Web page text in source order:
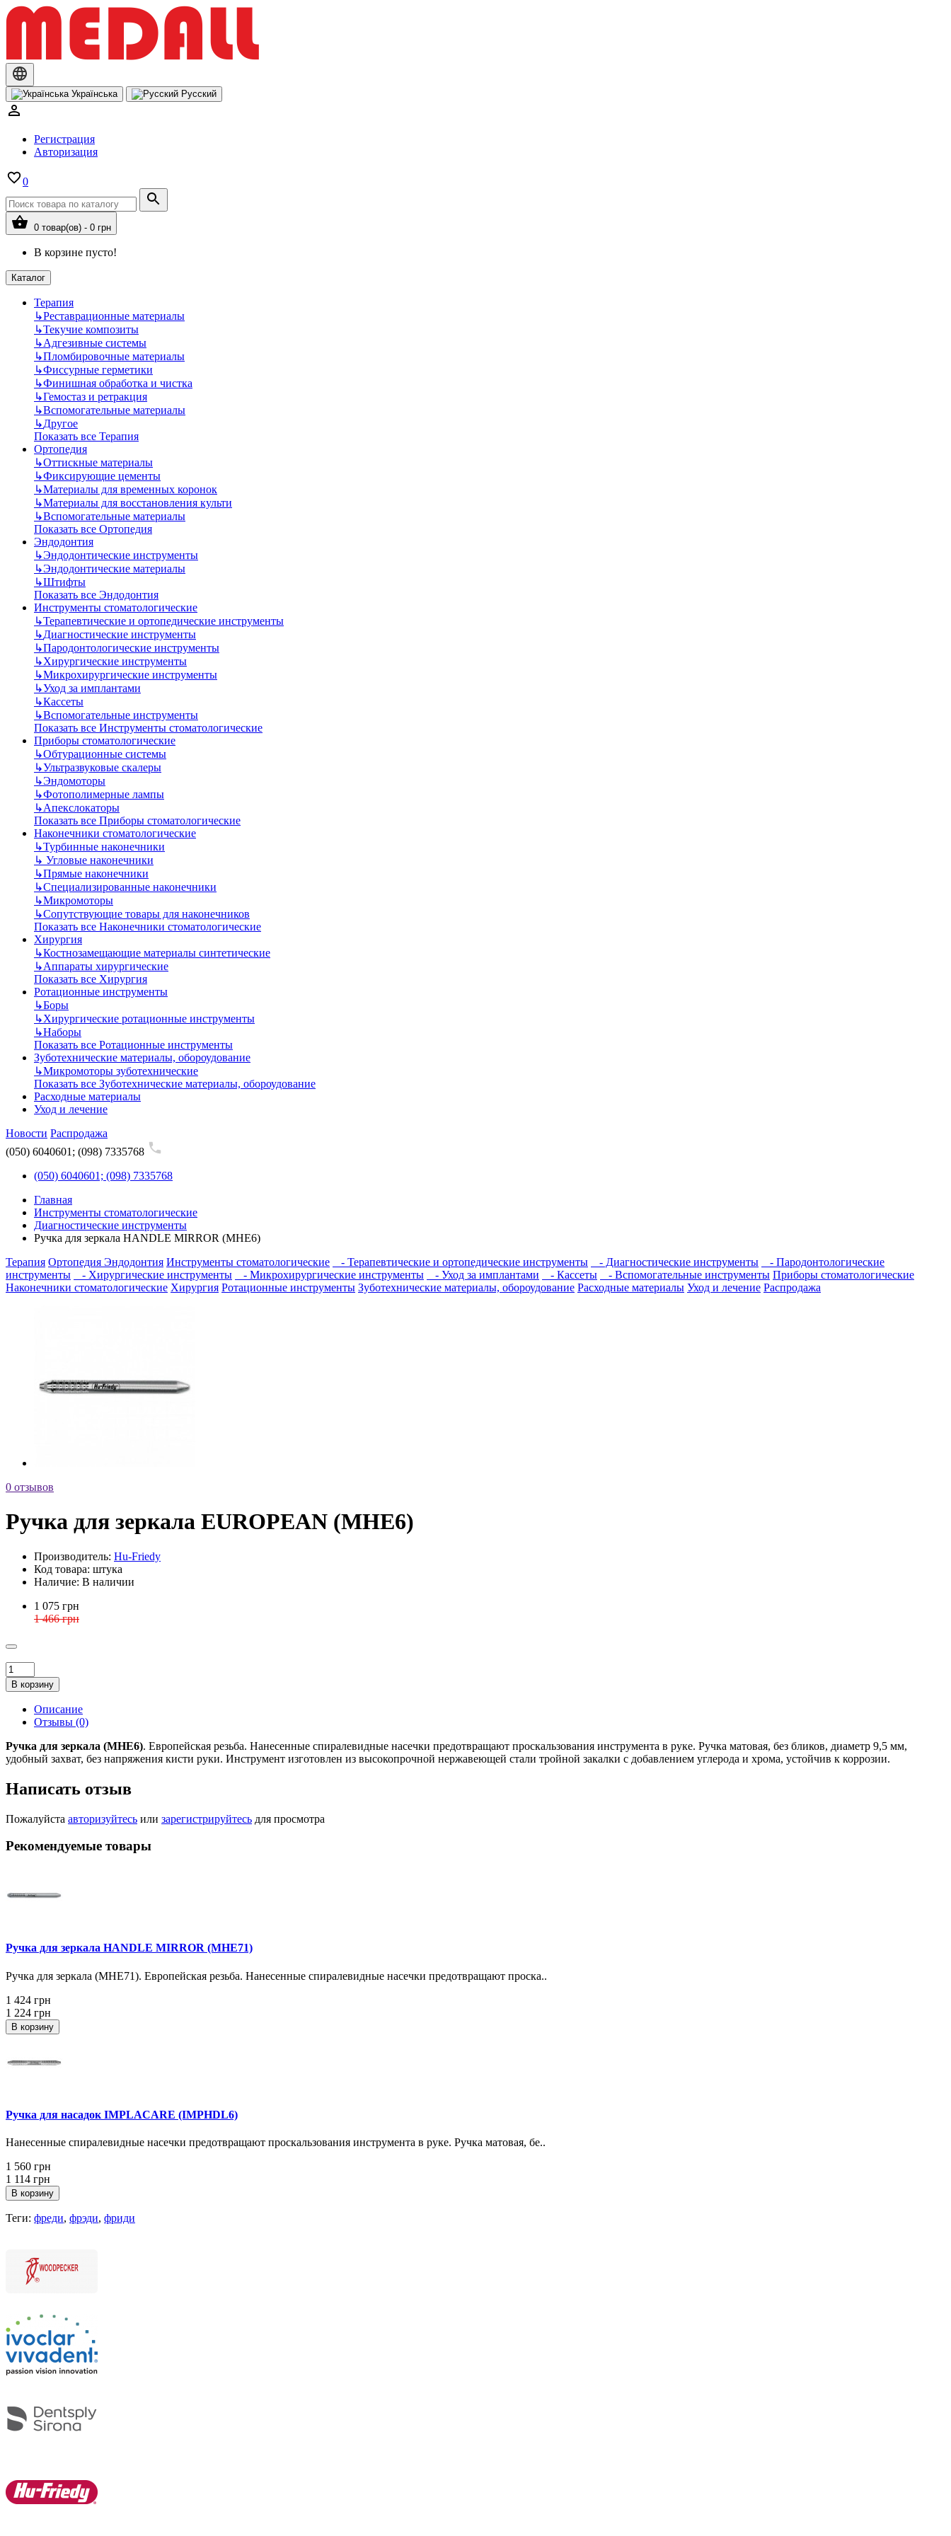
Українська Русский
Регистрация
Авторизация
0
0 товар(ов) - 0 грн
В корзине пусто!
Каталог
Терапия
↳Реставрационные материалы
↳Текучие композиты
↳Адгезивные системы
↳Пломбировочные материалы
↳Фиссурные герметики
↳Финишная обработка и чистка
↳Гемостаз и ретракция
↳Вспомогательные материалы
↳Другое
Показать все Терапия
Ортопедия
↳Оттискные материалы
↳Фиксирующие цементы
↳Материалы для временных коронок
↳Материалы для восстановления культи
↳Вспомогательные материалы
Показать все Ортопедия
Эндодонтия
↳Эндодонтические инструменты
↳Эндодонтические материалы
↳Штифты
Показать все Эндодонтия
Инструменты стоматологические
↳Терапевтические и ортопедические инструменты
↳Диагностические инструменты
↳Пародонтологические инструменты
↳Хирургические инструменты
↳Микрохирургические инструменты
↳Уход за имплантами
↳Кассеты
↳Вспомогательные инструменты
Показать все Инструменты стоматологические
Приборы стоматологические
↳Обтурационные системы
↳Ультразвуковые скалеры
↳Эндомоторы
↳Фотополимерные лампы
↳Апекслокаторы
Показать все Приборы стоматологические
Наконечники стоматологические
↳Турбинные наконечники
↳ Угловые наконечники
↳Прямые наконечники
↳Специализированные наконечники
↳Микромоторы
↳Сопутствующие товары для наконечников
Показать все Наконечники стоматологические
Хирургия
↳Костнозамещающие материалы синтетические
↳Аппараты хирургические
Показать все Хирургия
Ротационные инструменты
↳Боры
↳Хирургические ротационные инструменты
↳Наборы
Показать все Ротационные инструменты
Зуботехнические материалы, обороудование
↳Микромоторы зуботехнические
Показать все Зуботехнические материалы, обороудование
Расходные материалы
Уход и лечение
Новости Распродажа
(050) 6040601; (098) 7335768
(050) 6040601; (098) 7335768
Главная
Инструменты стоматологические
Диагностические инструменты
Ручка для зеркала HANDLE MIRROR (MHE6)
Терапия Ортопедия Эндодонтия Инструменты стоматологические - Терапевтические и ортопедические инструменты - Диагностические инструменты
- Пародонтологические
инструменты
- Хирургические инструменты - Микрохирургические инструменты - Уход за имплантами - Кассеты - Вспомогательные инструменты Приборы стоматологические
Наконечники стоматологические Хирургия Ротационные инструменты Зуботехнические материалы, обороудование Расходные материалы Уход и лечение Распродажа
0 отзывов
Ручка для зеркала EUROPEAN (MHE6)
Производитель: Hu-Friedy
Код товара: штука
Наличие: В наличии
1 075 грн
1 466 грн
В корзину
Описание
Отзывы (0)
Ручка для зеркала (MHE6). Европейская резьба. Нанесенные спиралевидные насечки предотвращают проскальзования инструмента в руке. Ручка матовая, без бликов, диаметр 9,5 мм,
удобный захват, без напряжения кисти руки. Инструмент изготовлен из высокопрочной нержавеющей стали тройной закалки с добавлением углерода и хрома, устойчив к коррозии.
Написать отзыв
Пожалуйста авторизуйтесь или зарегистрируйтесь для просмотра
Рекомендуемые товары
Ручка для зеркала HANDLE MIRROR (MHE71)
Ручка для зеркала (MHE71). Европейская резьба. Нанесенные спиралевидные насечки предотвращают проска..
1 424 грн
1 224 грн
В корзину
Ручка для насадок IMPLACARE (IMPHDL6)
Нанесенные спиралевидные насечки предотвращают проскальзования инструмента в руке. Ручка матовая, бе..
1 560 грн
1 114 грн
В корзину
Теги: фреди, фрэди, фриди